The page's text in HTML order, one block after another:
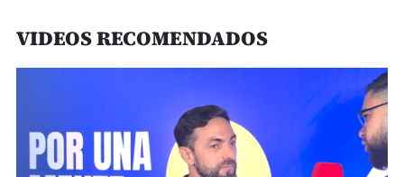
VIDEOS RECOMENDADOS